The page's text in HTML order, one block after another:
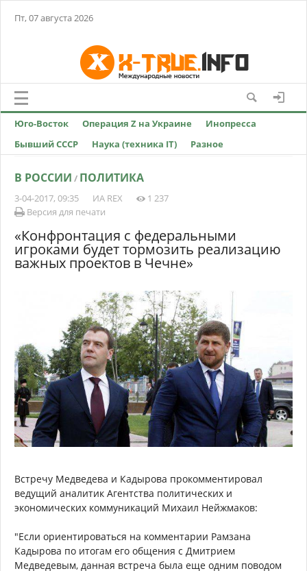
Пт, 07 августа 2026
Юго-Восток Операция Z на Украине
Инопресса
Бывший СССР
Наука (техника IT) Разное
В РОССИИ / ПОЛИТИКА
3-04-2017, 09:35 ИА REX
1 237
Версия для печати
«Конфронтация с федеральными
игроками будет тормозить реализацию
важных проектов в Чечне»
Встречу Медведева и Кадырова прокомментировал
ведущий аналитик Агентства политических и
экономических коммуникаций Михаил Нейжмаков:
"Если ориентироваться на комментарии Рамзана
Кадырова по итогам его общения с Дмитрием
Медведевым, данная встреча была еще одним поводом